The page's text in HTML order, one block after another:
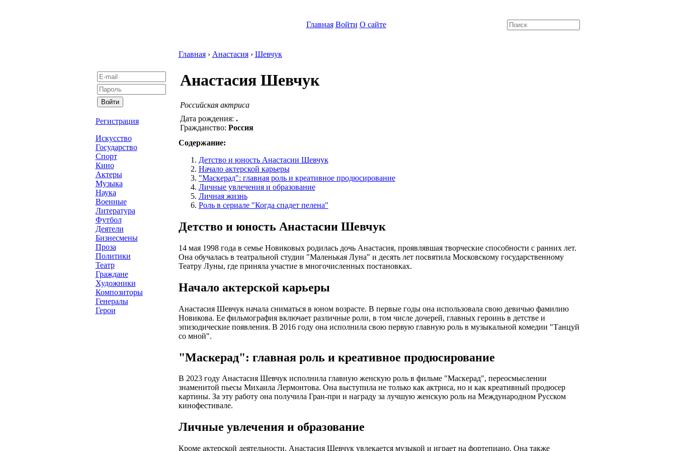
Главная Войти О сайте
Регистрация
Искусство
Государство
Спорт
Кино
Актеры
Музыка
Наука
Военные
Литература
Футбол
Деятели
Бизнесмены
Проза
Политики
Театр
Граждане
Художники
Композиторы
Генералы
Герои
Главная› Анастасия› Шевчук
Анастасия Шевчук
Российская актриса
Дата рождения: .
Гражданство: Россия
Содержание:
Детство и юность Анастасии Шевчук
Начало актерской карьеры
"Маскерад": главная роль и креативное продюсирование
Личные увлечения и образование
Личная жизнь
Роль в сериале "Когда спадет пелена"
Детство и юность Анастасии Шевчук
14 мая 1998 года в семье Новиковых родилась дочь Анастасия, проявлявшая творческие способности с ранних лет.
Она обучалась в театральной студии "Маленькая Луна" и десять лет посвятила Московскому государственному
Театру Луны, где приняла участие в многочисленных постановках.
Начало актерской карьеры
Анастасия Шевчук начала сниматься в юном возрасте. В первые годы она использовала свою девичью фамилию
Новикова. Ее фильмография включает различные роли, в том числе дочерей, главных героинь в детстве и
эпизодические появления. В 2016 году она исполнила свою первую главную роль в музыкальной комедии "Танцуй
со мной".
"Маскерад": главная роль и креативное продюсирование
В 2023 году Анастасия Шевчук исполнила главную женскую роль в фильме "Маскерад", переосмыслении
знаменитой пьесы Михаила Лермонтова. Она выступила не только как актриса, но и как креативный продюсер
картины. За эту работу она получила Гран-при и награду за лучшую женскую роль на Международном Русском
кинофестивале.
Личные увлечения и образование
Кроме актерской деятельности, Анастасия Шевчук увлекается музыкой и играет на фортепиано. Она также